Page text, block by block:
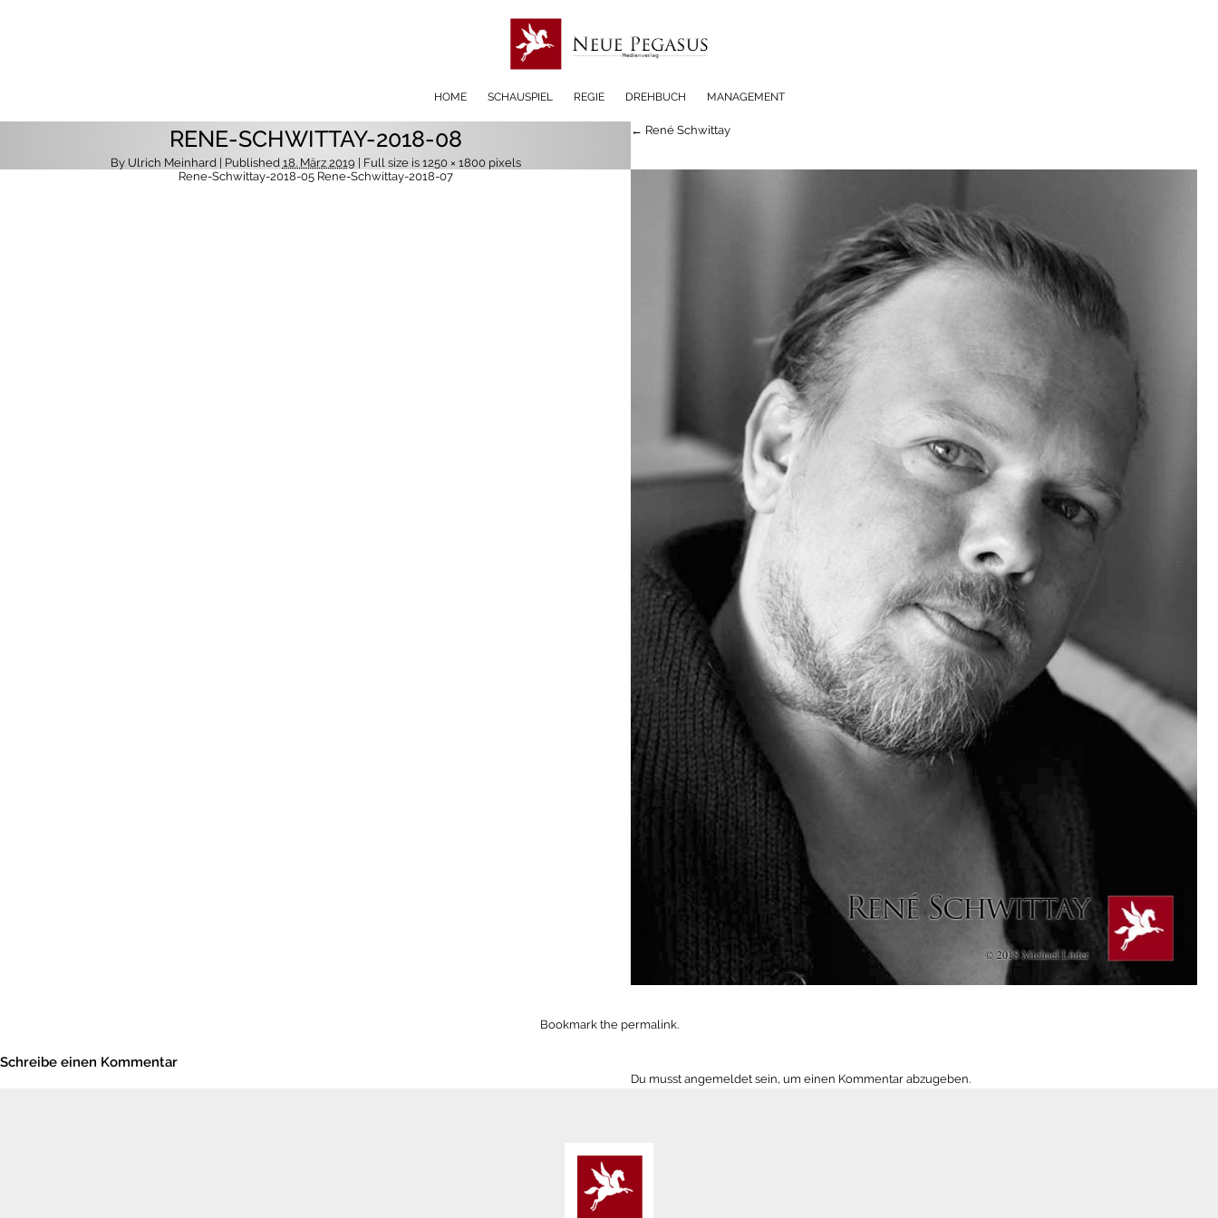
HOME SCHAUSPIEL REGIE DREHBUCH MANAGEMENT
← René Schwittay
RENE-SCHWITTAY-2018-08
By Ulrich Meinhard| Published 18. März 2019 | Full size is 1250 × 1800pixels
Rene-Schwittay-2018-05 Rene-Schwittay-2018-07
Bookmark the permalink.
Schreibe einen Kommentar
Du musst angemeldet sein, um einen Kommentar abzugeben.